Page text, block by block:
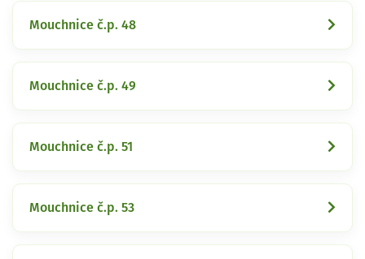
Mouchnice č.p. 48
Mouchnice č.p. 49
Mouchnice č.p. 51
Mouchnice č.p. 53